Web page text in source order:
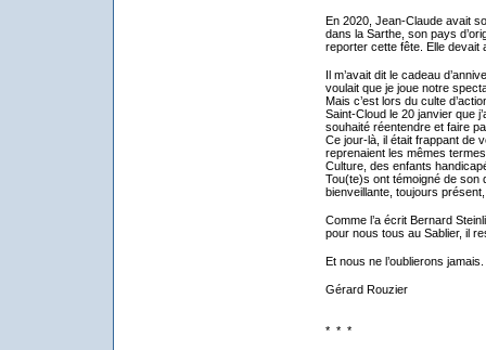
En 2020, Jean-Claude avait
dans la Sarthe, son pays
reporter cette fête. Elle devait
Il m’avait dit le cadeau
voulait que je joue notre
Mais c’est lors du culte
Saint-Cloud le 20 janvier que
souhaité réentendre et faire
Ce jour-là, il était frappant de
reprenaient les mêmes
Culture, des enfants
Tou(te)s ont témoigné de son
bienveillante, toujours
Comme l’a écrit Bernard
pour nous tous au Sablier, il
Et nous ne l’oublierons jamais.
Gérard Rouzier
* * *